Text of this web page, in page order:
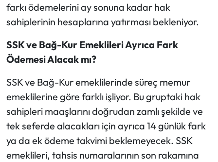
farkı ödemelerini ay sonuna kadar hak
sahiplerinin hesaplarına yatırması bekleniyor.
SSK ve Bağ-Kur Emeklileri Ayrıca Fark
Ödemesi Alacak mı?
SSK ve Bağ-Kur emeklilerinde süreç memur
emeklilerine göre farklı işliyor. Bu gruptaki hak
sahipleri maaşlarını doğrudan zamlı şekilde ve
tek seferde alacakları için ayrıca 14 günlük fark
ya da ek ödeme takvimi beklemeyecek. SSK
emeklileri, tahsis numaralarının son rakamına